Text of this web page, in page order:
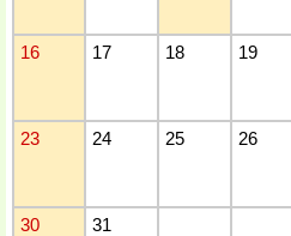
16 17 18 19
23 24 25 26
30 31